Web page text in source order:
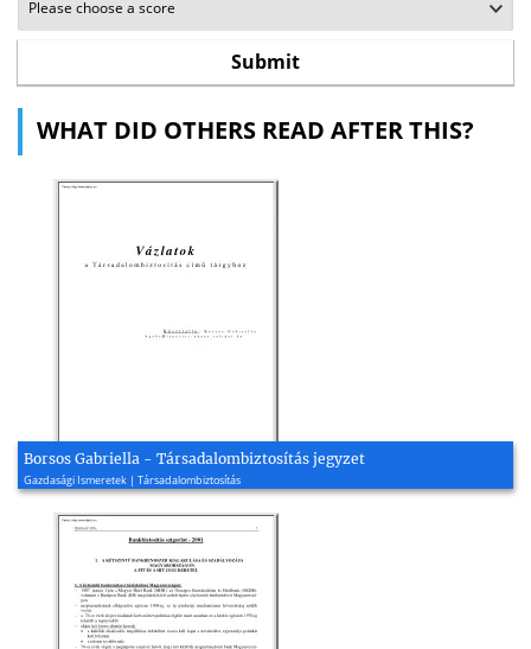
WHAT DID OTHERS READ AFTER THIS?
Borsos Gabriella - Társadalombiztosítás jegyzet
Gazdasági Ismeretek | Társadalombiztosítás